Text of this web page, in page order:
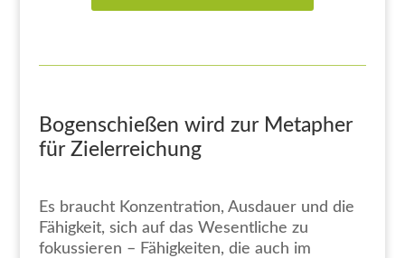
Bogenschießen wird zur Metapher
für Zielerreichung
Es braucht Konzentration, Ausdauer und die
Fähigkeit, sich auf das Wesentliche zu
fokussieren – Fähigkeiten, die auch im